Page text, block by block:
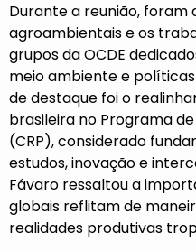
Durante a reunião, foram
agroambientais e os
grupos da OCDE
meio ambiente e
de destaque foi o
brasileira no Programa
(CRP), considerado
estudos, inovação e
Fávaro ressaltou a
globais reflitam de
realidades produtivas